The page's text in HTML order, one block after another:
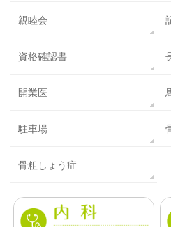
親睦会
資格確認書
開業医
駐車場
骨粗しょう症